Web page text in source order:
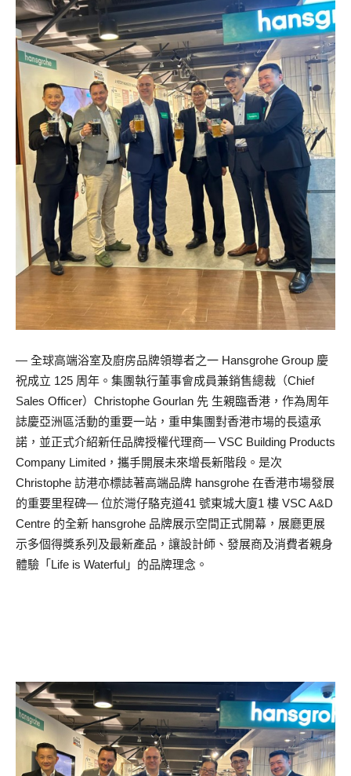
— 全球高端浴室及廚房品牌領導者之一 Hansgrohe Group 慶
祝成立 125 周年。集團執行董事會成員兼銷售總裁（Chief
Sales Officer）Christophe Gourlan 先 生親臨香港，作為周年
誌慶亞洲區活動的重要一站，重申集團對香港市場的長遠承
諾，並正式介紹新任品牌授權代理商— VSC Building Products
Company Limited，攜手開展未來增長新階段。是次
Christophe 訪港亦標誌著高端品牌 hansgrohe 在香港市場發展
的重要里程碑— 位於灣仔駱克道41 號東城大廈1 樓 VSC A&D
Centre 的全新 hansgrohe 品牌展示空間正式開幕，展廳更展
示多個得獎系列及最新產品，讓設計師、發展商及消費者親身
體驗「Life is Waterful」的品牌理念。